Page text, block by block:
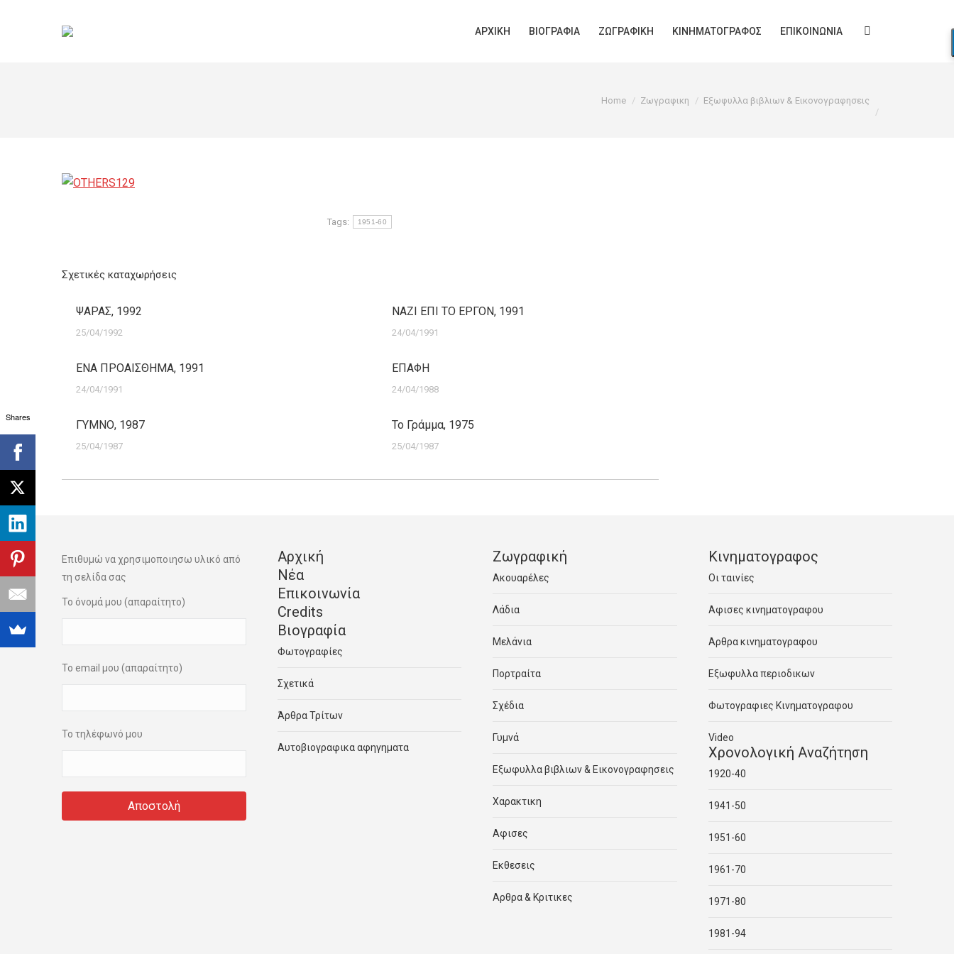
ΑΡΧΙΚΉ ΒΙΟΓΡΑΦΊΑ ΖΩΓΡΑΦΙΚΉ ΚΙΝΗΜΑΤΟΓΡΆΦΟΣ ΕΠΙΚΟΙΝΩΝΊΑ Search:
You are here:
Home Ζωγραφικη Εξωφυλλα βιβλιων & Εικονογραφησεις
Tags: 1951-60
Σχετικές καταχωρήσεις
ΨΑΡΑΣ, 1992
25/04/1992
ΝΑΖΙ ΕΠΙ ΤΟ ΕΡΓΟΝ, 1991
24/04/1991
ΕΝΑ ΠΡΟΑΙΣΘΗΜΑ, 1991
24/04/1991
ΕΠΑΦΗ
24/04/1988
ΓΥΜΝΟ, 1987
25/04/1987
Το Γράμμα, 1975
25/04/1987
Επιθυμώ να χρησιμοποιησω υλικό από
τη σελίδα σας
Το όνομά μου (απαραίτητο)
Το email μου (απαραίτητο)
Το τηλέφωνό μου
Αρχική
Νέα
Επικοινωνία
Credits
Βιογραφία
Φωτογραφίες
Σχετικά
Άρθρα Τρίτων
Αυτοβιογραφικα αφηγηματα
Ζωγραφική
Ακουαρέλες
Λάδια
Μελάνια
Πορτραίτα
Σχέδια
Γυμνά
Εξωφυλλα βιβλιων & Εικονογραφησεις
Χαρακτικη
Αφισες
Εκθεσεις
Αρθρα & Κριτικες
Κινηματογραφος
Οι ταινίες
Αφισες κινηματογραφου
Αρθρα κινηματογραφου
Εξωφυλλα περιοδικων
Φωτογραφιες Κινηματογραφου
Video
Χρονολογική Αναζήτηση
1920-40
1941-50
1951-60
1961-70
1971-80
1981-94
Shares